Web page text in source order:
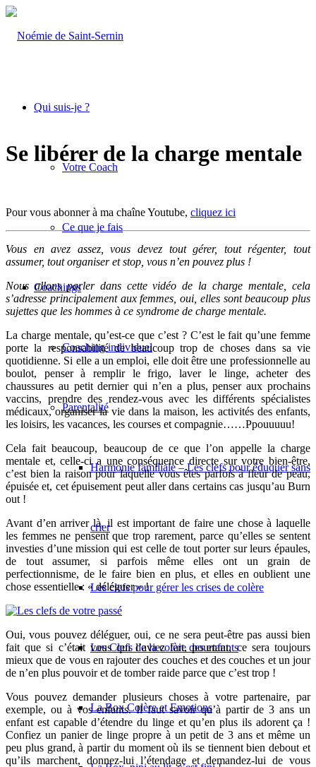
Qui suis-je ?
Votre Coach
Ce que je fais
Coachings
Coaching individuel
Parentalité
Harmonie familiale – Les clefs pour éduquer sans
crier
Les clefs pour gérer les crises de colère
Les Clefs de la colère des enfants
La Box Colère et Emotions
Se libérer de la charge mentale
Pour vous abonner à ma chaîne Youtube, cliquez ici
Vous en avez assez, vous devez tout gérer, tout régenter, tout
assumer, tout organiser et stop, vous n’en pouvez plus !
Nous allons parler dans cette vidéo de la charge mentale, cela
s’adresse principalement aux femmes, oui, elles sont beaucoup plus
sujettes que les hommes à ce syndrome de charge mentale.
La charge mentale, qu’est-ce que c’est ? C’est le fait qu’une femme
porte la responsabilité de beaucoup trop de choses dans sa vie
quotidienne. Si elle a un emploi, elle doit être une professionnelle au
boulot, penser à remplir le frigo, laver le linge, acheter des
chaussures au petit dernier qui n’en a plus, penser aux prochains
vaccins, prendre des rendez-vous avec les différents spécialistes
médicaux, organiser la vie dans la maison, les activités des enfants,
les loisirs, les vacances, les courses et compagnie……Ppouuuuu!
Cela fait beaucoup, beaucoup de ce que l’on appelle la charge
mentale et, celle-ci a une conséquence directe sur votre bien-être,
c’est bien la raison pour laquelle vous êtes parfois à fleur de peau,
épuisée et, cet épuisement peut aller dans certains cas jusqu’au Burn
out !
Avant d’en arriver là, il est important de faire une chose à laquelle
les femmes ne pensent que trop rarement, parce qu’elles se sentent
investies d’une mission qui est celle de tout porter sur leurs épaules,
de tout assumer, si parfois même elles ont un grain de
perfectionnisme, de le faire bien en plus, et elles en oublient une
chose essentielle : « déléguer » !
Oui, vous pouvez déléguer, oui, ce ne sera peut-être pas aussi bien
fait que si c’était vous qui l’aviez fait, pourtant, ce sera toujours
mieux que de vous en rajouter des couches et des couches et un jour
de n’en plus pouvoir et de tomber raide parce que c’est trop !
Vous pouvez demander plusieurs choses à votre partenaire, par
exemple, ou à vos enfants. Il faut savoir qu’à partir de 3 ans un
enfant est capable d’étendre du linge et qu’en plus ils adorent ça !
Confiez un panier de linge propre à un petit de 3 ans et même un
peu plus grand, à partir du moment où ils se tiennent bien debout et
qu’ils marchent, donnez-lui l’étendage et demandez-lui de vous